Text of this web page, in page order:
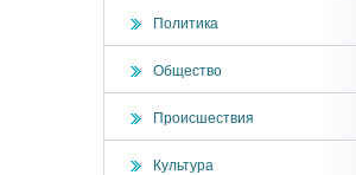
Политика
Общество
Происшествия
Культура